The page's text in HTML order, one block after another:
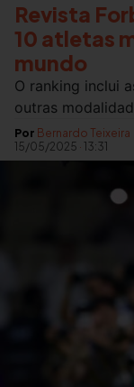
Revista
10 atletas
mundo
O ranking inclui
outras
Por Bernardo Teixeira
15/05/2025 · 13:31